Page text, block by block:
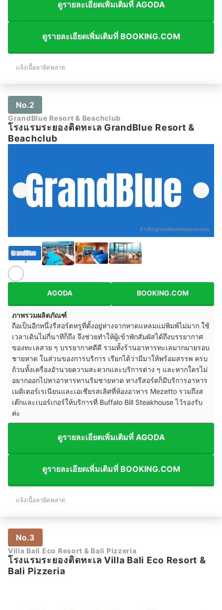
ดูรายละเอียดเพิ่มเติมที่ AGODA
ดูรายละเอียดเพิ่มเติมที่ BOOKING.COM
แจ้งเนื้อหาผิดพลาด
No.2
GrandBlue Resort & Beachclub
โรงแรมระยองติดทะเล GrandBlue Resort &
Beachclub
อ้างอิง:grandbluethailand.com
AGODA BOOKING.COM
ภาพรวมผลิตภัณฑ์
ถือเป็นอีกหนึ่งรีสอร์ตหรูที่ตั้งอยู่ห่างจากหาดแหลมแม่พิมพ์ไม่มาก ใช้
เวลาเดินไม่กี่นาทีก็ถึง จึงช่วยทำให้ผู้เข้าพักสัมผัสได้ถึงบรรยากาศ
ของทะเลสวย ๆ บรรยากาศดีดี รวมทั้งร้านอาหารทะเลมากมายรอบ
ชายหาด ในส่วนของการบริการ เรียกได้ว่ามีมาให้พร้อมสรรพ ครบ
ถ้วนทั้งเครื่องอำนวยความสะดวกและบริการต่าง ๆ และหากใครไม่
อยากออกไปหาอาหารทานริมชายหาด ทางรีสอร์ตก็มีบริการอาหาร
เมดิเตอร์เรเนียนและเอเชียรสเลิศที่ห้องอาหาร Mezetto รวมถึงส
เต๊กและเบอร์เกอร์ให้บริการที่ Buffalo Bill Steakhouse ไว้รองรับ
ค่ะ
ดูรายละเอียดเพิ่มเติมที่ AGODA
ดูรายละเอียดเพิ่มเติมที่ BOOKING.COM
แจ้งเนื้อหาผิดพลาด
No.3
Villa Bali Eco Resort & Bali Pizzeria
โรงแรมระยองติดทะเล Villa Bali Eco Resort &
Bali Pizzeria